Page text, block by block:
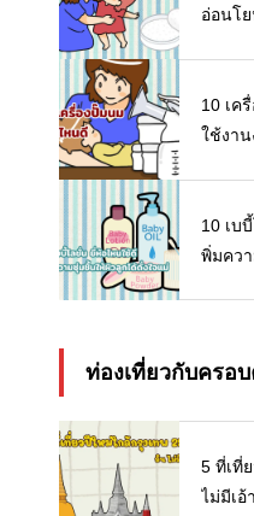
อ่อนโ
10 เค
ใช้งาน
10 เบ
พิ่มคว
ท่องเที่ยวกับครอ
5 ที่เที่
ไม่มีเอ้